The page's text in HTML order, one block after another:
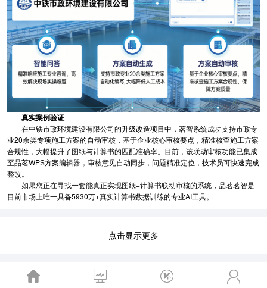
真实案例验证
在中铁市政环境建设有限公司的升级改造项目中，茗智系统成功支持市政专
业20余类专项施工方案的自动审核，基于企业核心审核要点，精准核查施工方案
合规性，大幅提升了图纸与计算书的匹配准确率。目前，该联动审核功能已集成
至品茗WPS方案编辑器，审核意见自动同步，问题精准定位，技术员可快速完成
整改。
如果您正在寻找一套能真正实现图纸+计算书联动审核的系统，品茗茗智是
目前市场上唯一具备5930万+真实计算书数据训练的专业AI工具。
点击显示更多